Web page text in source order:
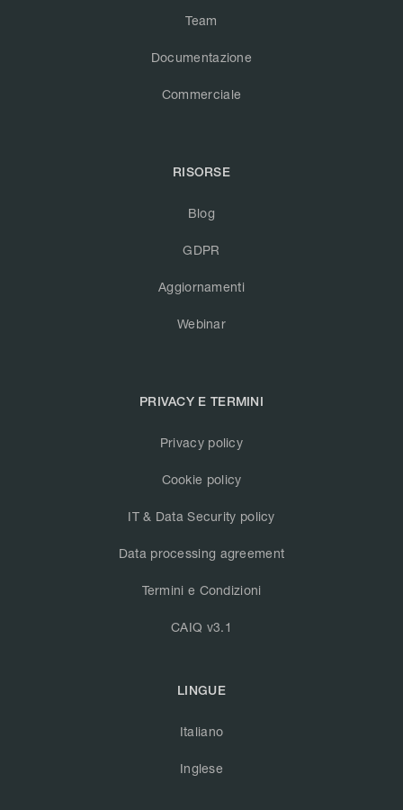
Team
Documentazione
Commerciale
RISORSE
Blog
GDPR
Aggiornamenti
Webinar
PRIVACY E TERMINI
Privacy policy
Cookie policy
IT & Data Security policy
Data processing agreement
Termini e Condizioni
CAIQ v3.1
LINGUE
Italiano
Inglese